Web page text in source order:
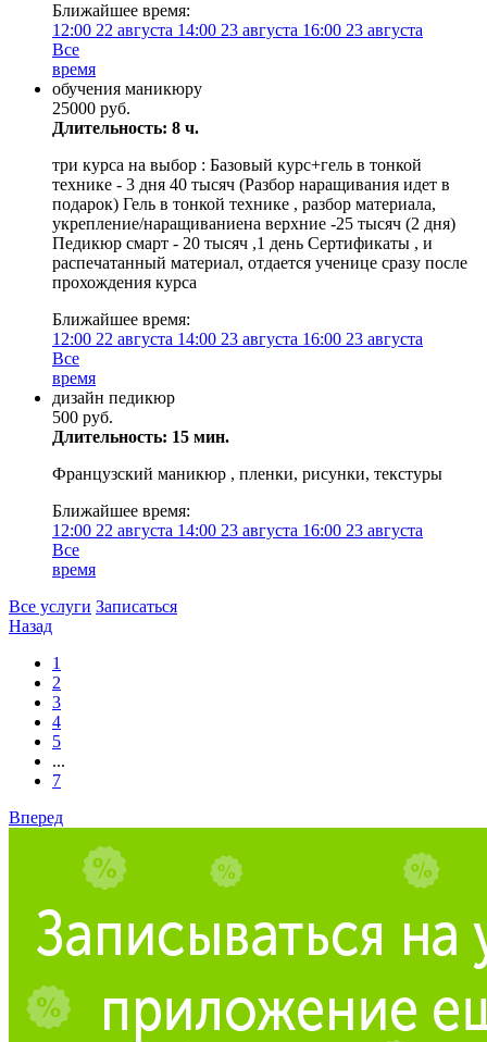
Ближайшее время:
12:00 22 августа 14:00 23 августа 16:00 23 августа
Все
время
обучения маникюру
25000 руб.
Длительность: 8 ч.
три курса на выбор : Базовый курс+гель в тонкой
технике - 3 дня 40 тысяч (Разбор наращивания идет в
подарок) Гель в тонкой технике , разбор материала,
укрепление/наращиваниена верхние -25 тысяч (2 дня)
Педикюр смарт - 20 тысяч ,1 день Сертификаты , и
распечатанный материал, отдается ученице сразу после
прохождения курса
Ближайшее время:
12:00 22 августа 14:00 23 августа 16:00 23 августа
Все
время
дизайн педикюр
500 руб.
Длительность: 15 мин.
Французский маникюр , пленки, рисунки, текстуры
Ближайшее время:
12:00 22 августа 14:00 23 августа 16:00 23 августа
Все
время
Все услуги Записаться
Назад
1
2
3
4
5
...
7
Вперед